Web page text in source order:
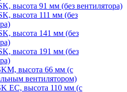
высота 91 мм (без вентилятора)
высота 111 мм (без
высота 141 мм (без
высота 191 мм (без
высота 66 мм (с
вентилятором)
EC, высота 110 мм (с